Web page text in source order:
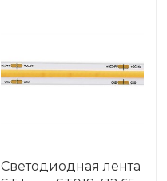
Светодиодная лента